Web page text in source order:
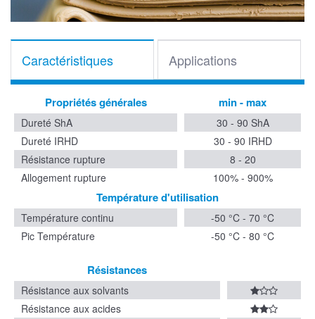
Caractéristiques Applications
Propriétés générales min - max
Dureté ShA
30 - 90 ShA
Dureté IRHD
30 - 90 IRHD
Résistance rupture
8 - 20
Allogement rupture
100% - 900%
Température d'utilisation
Température continu
-50 °C - 70 °C
Pic Température
-50 °C - 80 °C
Résistances
Résistance aux solvants
Résistance aux acides